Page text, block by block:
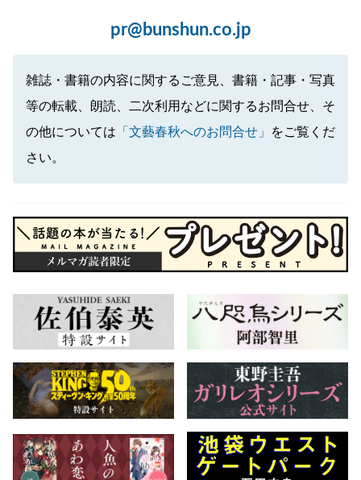
pr@bunshun.co.jp
雑誌・書籍の内容に関するご意見、書籍・記事・写真
等の転載、朗読、二次利用などに関するお問合せ、そ
の他については 「文藝春秋へのお問合せ」
をご覧くだ
さい。